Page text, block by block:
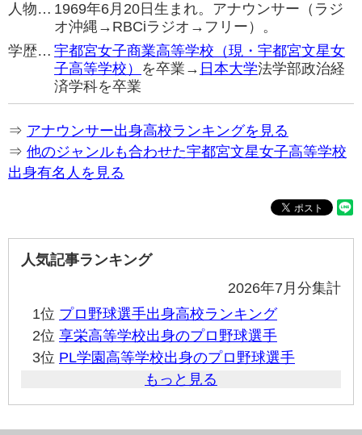
人物… 1969年6月20日生まれ。アナウンサー（ラジ
オ沖縄→RBCiラジオ→フリー）。
学歴… 宇都宮女子商業高等学校（現・宇都宮文星女
子高等学校） を卒業→ 日本大学法学部政治経
済学科を卒業
⇒ アナウンサー出身高校ランキングを見る
⇒ 他のジャンルも合わせた宇都宮文星女子高等学校
出身有名人を見る
人気記事ランキング
2026年7月分集計
1位 プロ野球選手出身高校ランキング
2位 享栄高等学校出身のプロ野球選手
3位 PL学園高等学校出身のプロ野球選手
もっと見る